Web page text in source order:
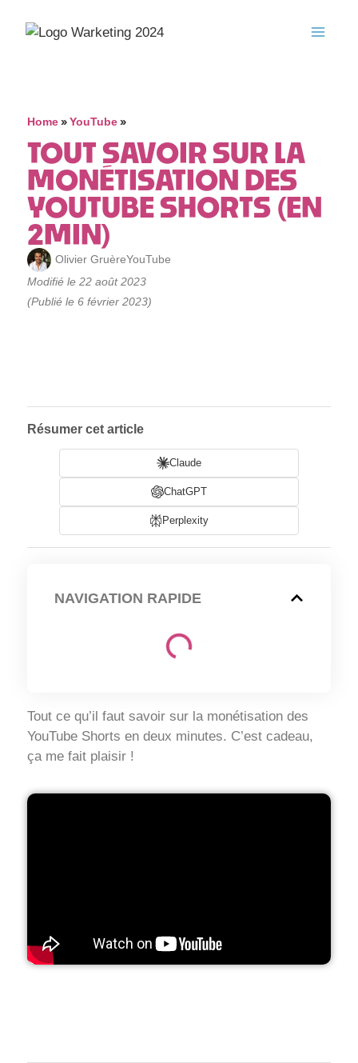
Home»YouTube»
TOUT SAVOIR SUR LA
MONÉTISATION DES
YOUTUBE SHORTS (EN
2MIN)
Olivier GruèreYouTube
Modifié le 22 août 2023
(Publié le 6 février 2023)
Résumer cet article
Claude
ChatGPT
Perplexity
NAVIGATION RAPIDE
Tout ce qu’il faut savoir sur la monétisation des
YouTube Shorts en deux minutes. C’est cadeau,
ça me fait plaisir !